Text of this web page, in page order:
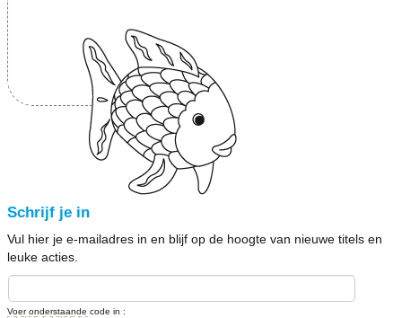
Schrijf je in
Vul hier je e-mailadres in en blijf op de hoogte van nieuwe titels en
leuke acties.
Voer onderstaande code in :